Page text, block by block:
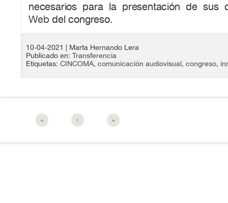
necesarios para la presentación de sus
Web del congreso.
10-04-2021
| Marta Hernando Lera
Publicado en: Transferencia
Etiquetas: CINCOMA, comunicación audiovisual, congreso,
‹‹ ↑ ››